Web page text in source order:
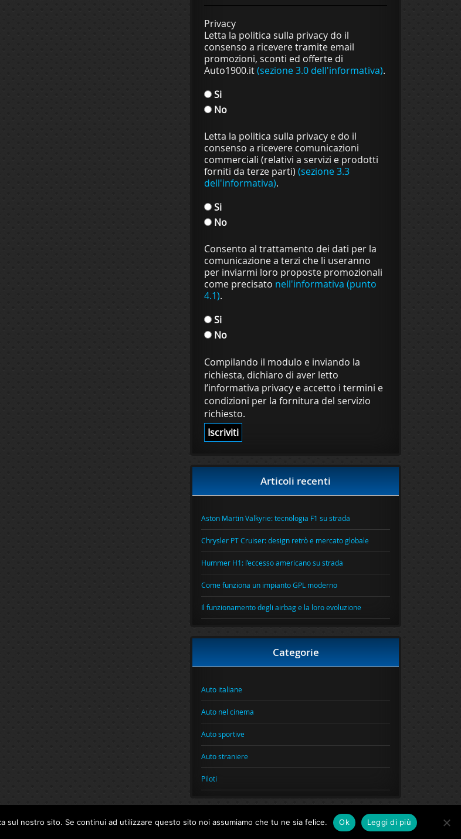
Privacy
Letta la politica sulla privacy do il
consenso a ricevere tramite email
promozioni, sconti ed offerte di
Auto1900.it(sezione 3.0 dell'informativa).
Si
No
Letta la politica sulla privacy e do il
consenso a ricevere comunicazioni
commerciali (relativi a servizi e prodotti
forniti da terze parti) (sezione 3.3
dell'informativa).
Si
No
Consento al trattamento dei dati per la
comunicazione a terzi che li useranno
per inviarmi loro proposte promozionali
come precisato nell'informativa (punto
4.1).
Si
No
Compilando il modulo e inviando la
richiesta, dichiaro di aver letto
l’informativa privacy e accetto i termini e
condizioni per la fornitura del servizio
richiesto.
Articoli recenti
Aston Martin Valkyrie: tecnologia F1 su strada
Chrysler PT Cruiser: design retrò e mercato globale
Hummer H1: l’eccesso americano su strada
Come funziona un impianto GPL moderno
Il funzionamento degli airbag e la loro evoluzione
Categorie
Auto italiane
Auto nel cinema
Auto sportive
Auto straniere
Piloti
sul nostro sito. Se continui ad utilizzare questo sito noi assumiamo che tu ne sia felice. Ok Leggi di più